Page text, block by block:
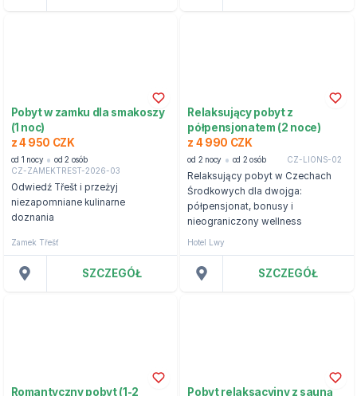
Pobyt w zamku dla smakoszy
(1 noc)
z 4 950 CZK
od 1 nocy
od 2 osób
CZ-ZAMEKTREST-2026-03
Odwiedź Třešt i przeżyj
niezapomniane kulinarne
doznania
Zamek Třešť
SZCZEGÓŁ
Relaksujący pobyt z
półpensjonatem (2 noce)
z 4 990 CZK
od 2 nocy od 2 osób CZ-LIONS-02
Relaksujący pobyt w Czechach
Środkowych dla dwojga:
półpensjonat, bonusy i
nieograniczony wellness
Hotel Lwy
SZCZEGÓŁ
Romantyczny pobyt (1-2
Pobyt relaksacyjny z sauną